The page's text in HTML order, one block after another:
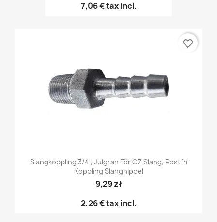
7,06 €tax incl.
Slangkoppling 3/4", Julgran För GZ Slang, Rostfri
Koppling Slangnippel
9,29 zł
2,26 €tax incl.
favorite_border